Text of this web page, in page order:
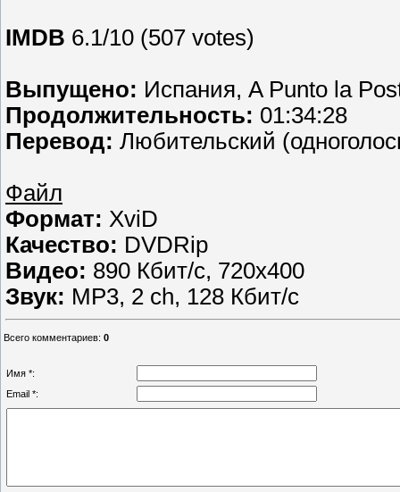
IMDB 6.1/10 (507 votes)
Выпущено: Испания, A Punto la
Продолжительность: 01:34:28
Перевод: Любительский
Файл
Формат: XviD
Качество: DVDRip
Видео: 890 Кбит/с, 720x400
Звук: MP3, 2 ch, 128 Кбит/с
Всего комментариев: 0
Имя *:
Email *: